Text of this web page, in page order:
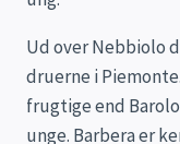
Ud over Nebbiolo
druerne i
frugtige end
unge. Barbera er